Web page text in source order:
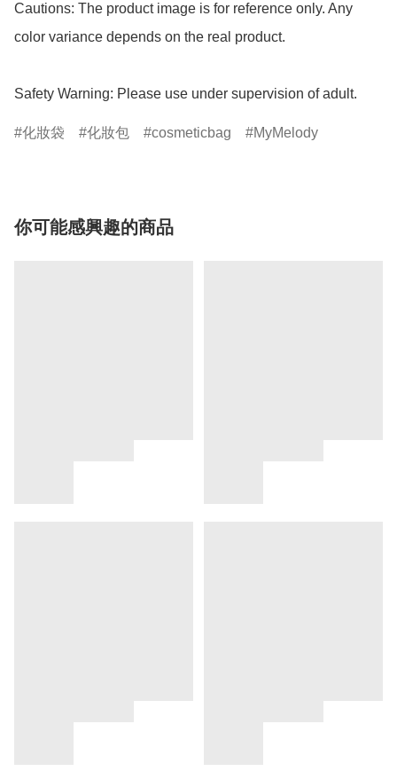
Cautions: The product image is for reference only. Any
color variance depends on the real product.
Safety Warning: Please use under supervision of adult.
化妝袋 化妝包 cosmeticbag MyMelody
你可能感興趣的商品